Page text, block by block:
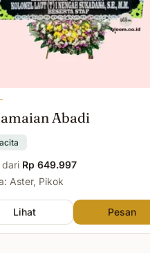
Abadi
dari Rp 649.997
Aster, Pikok
Lihat Pesan